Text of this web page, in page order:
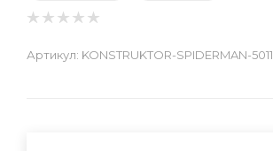
Артикул: KONSTRUKTOR-SPIDERMAN-5011